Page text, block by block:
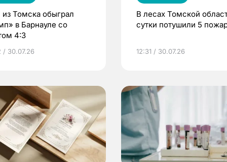
Томска обыграл
в Барнауле со
4:3
/ 30.07.26
В лесах Томской
сутки потушили 5
12:31 / 30.07.26